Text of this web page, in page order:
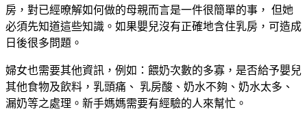
房，對已經暸解如何做的母親而言是一件很簡單的事， 但她
必須先知道這些知識。如果嬰兒沒有正確地含住乳房，可造成
日後很多問題。
婦女也需要其他資訊，例如：餵奶次數的多寡，是否給予嬰兒
其他食物及飲料，乳頭痛、 乳房酸、奶水不夠、奶水太多、
漏奶等之處理。新手媽媽需要有經驗的人來幫忙。